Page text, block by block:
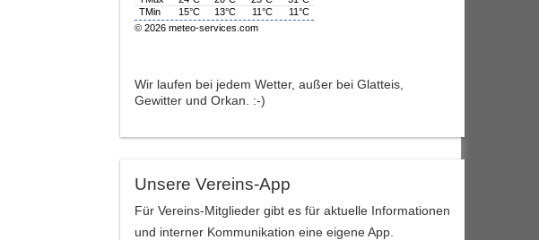
Wir laufen bei jedem Wetter, außer bei Glatteis,
Gewitter und Orkan. :-)
Unsere Vereins-App
Für Vereins-Mitglieder gibt es für aktuelle Informationen
und interner Kommunikation eine eigene App.